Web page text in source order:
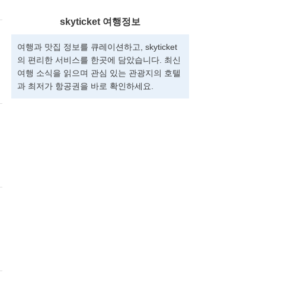
skyticket 여행정보
여행과 맛집 정보를 큐레이션하고, skyticket
의 편리한 서비스를 한곳에 담았습니다. 최신
여행 소식을 읽으며 관심 있는 관광지의 호텔
과 최저가 항공권을 바로 확인하세요.